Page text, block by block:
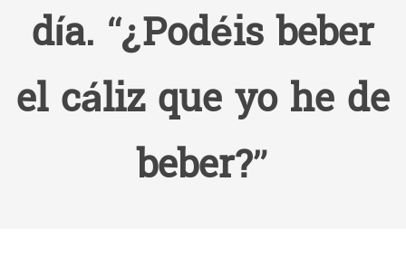
día. “¿Podéis beber
el cáliz que yo he de
beber?”